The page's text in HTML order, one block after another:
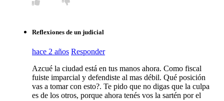
Reflexiones de un judicial
hace 2 años Responder
Azcué la ciudad está en tus manos ahora. Como fiscal
fuiste imparcial y defendiste al mas débil. Qué posición
vas a tomar con esto?. Te pido que no digas que la culpa
es de los otros, porque ahora tenés vos la sartén por el